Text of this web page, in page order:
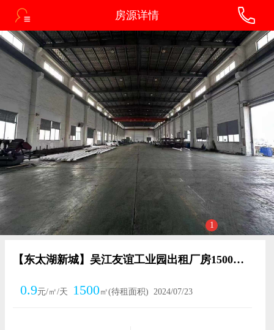
房源详情
1
【东太湖新城】吴江友谊工业园出租厂房1500平方
0.9元/㎡/天 1500㎡(待租面积) 2024/07/23